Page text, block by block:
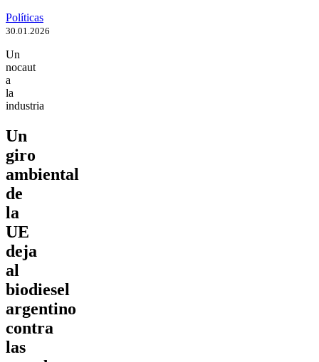
Políticas
30.01.2026
Un
nocaut
a
la
industria
Un
giro
ambiental
de
la
UE
deja
al
biodiesel
argentino
contra
las